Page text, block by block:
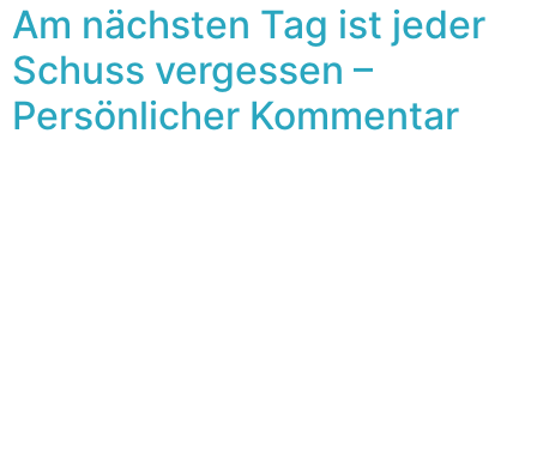
Am nächsten Tag ist jeder
Schuss vergessen –
Persönlicher Kommentar